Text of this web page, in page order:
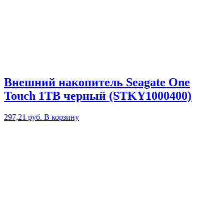
Внешний накопитель Seagate One
Touch 1TB черный (STKY1000400)
297,21 руб. В корзину